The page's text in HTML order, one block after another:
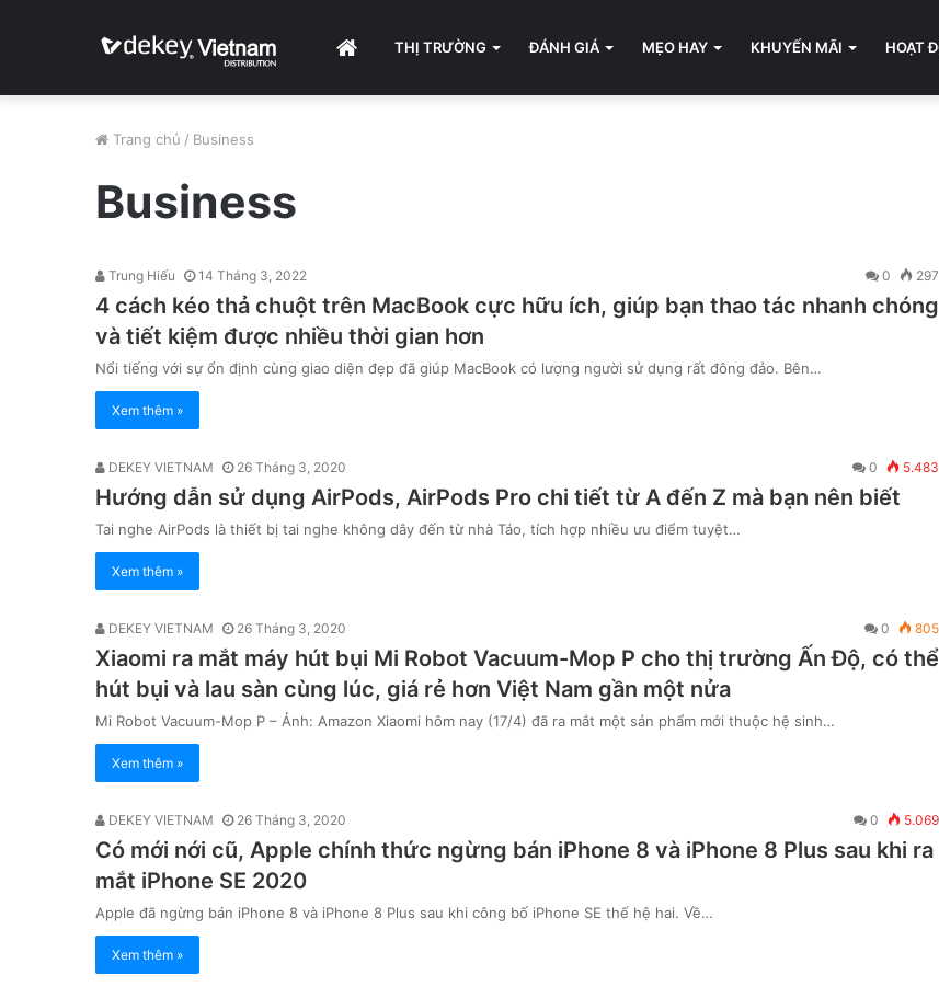
HOMETHỊ TRƯỜNG ĐÁNH GIÁ MẸO HAY KHUYẾN MÃI HOẠT
Trang chủ / Business
Business
Trung Hiếu 14 Tháng 3, 2022 0 297
4 cách kéo thả chuột trên MacBook cực hữu ích, giúp bạn thao tác nhanh chóng
và tiết kiệm được nhiều thời gian hơn
Nổi tiếng với sự ổn định cùng giao diện đẹp đã giúp MacBook có lượng người sử dụng rất đông đảo. Bên…
Xem thêm »
DEKEY VIETNAM 26 Tháng 3, 2020 0 5.483
Hướng dẫn sử dụng AirPods, AirPods Pro chi tiết từ A đến Z mà bạn nên biết
Tai nghe AirPods là thiết bị tai nghe không dây đến từ nhà Táo, tích hợp nhiều ưu điểm tuyệt…
Xem thêm »
DEKEY VIETNAM 26 Tháng 3, 2020 0 805
Xiaomi ra mắt máy hút bụi Mi Robot Vacuum-Mop P cho thị trường Ấn Độ, có thể
hút bụi và lau sàn cùng lúc, giá rẻ hơn Việt Nam gần một nửa
Mi Robot Vacuum-Mop P – Ảnh: Amazon Xiaomi hôm nay (17/4) đã ra mắt một sản phẩm mới thuộc hệ sinh…
Xem thêm »
DEKEY VIETNAM 26 Tháng 3, 2020 0 5.069
Có mới nới cũ, Apple chính thức ngừng bán iPhone 8 và iPhone 8 Plus sau khi ra
mắt iPhone SE 2020
Apple đã ngừng bán iPhone 8 và iPhone 8 Plus sau khi công bố iPhone SE thế hệ hai. Về…
Xem thêm »